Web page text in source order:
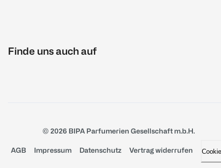
Finde uns auch auf
© 2026 BIPA Parfumerien Gesellschaft m.b.H.
AGB Impressum Datenschutz Vertrag widerrufen